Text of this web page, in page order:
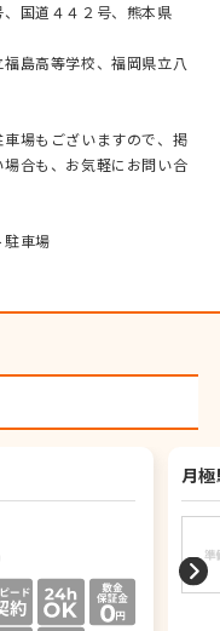
国道４４２号、熊本県
島高等学校、福岡県立八
場もございますので、掲
合も、お気軽にお問い合
駐車場
月